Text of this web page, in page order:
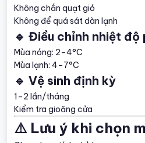
Không chắn quạt gió
Không để quá sát dàn lạnh
🔹 Điều chỉnh nhiệt độ
Mùa nóng: 2–4°C
Mùa lạnh: 4–7°C
🔹 Vệ sinh định kỳ
1–2 lần/tháng
Kiểm tra gioăng cửa
⚠️ Lưu ý khi chọn